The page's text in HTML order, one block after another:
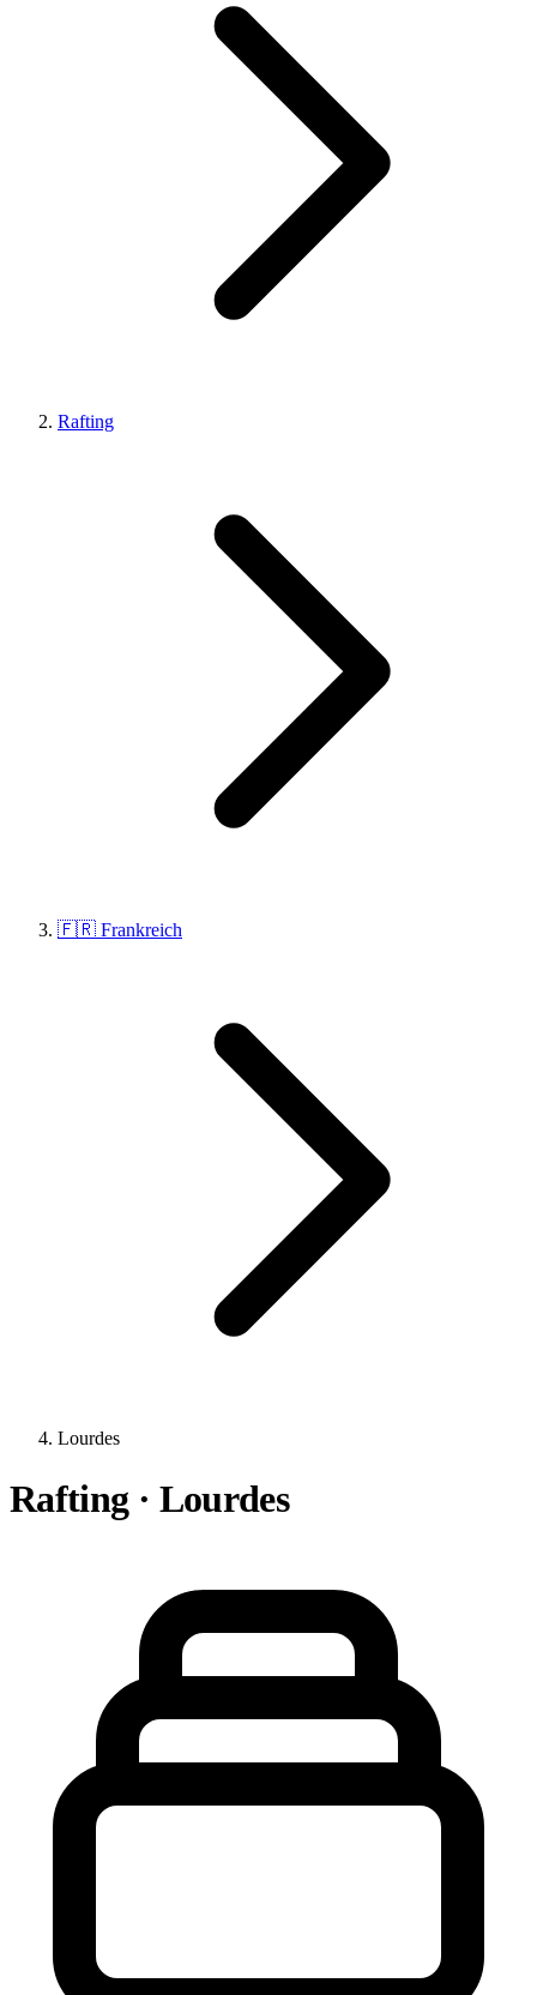
Rafting
🇫🇷 Frankreich
Lourdes
Rafting · Lourdes